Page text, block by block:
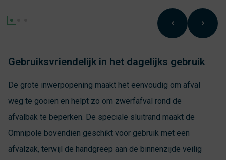
Gebruiksvriendelijk in het dagelijks gebruik
De grote inwerpopening maakt het eenvoudig om afval
weg te gooien en helpt zo om zwerfafval rond de
afvalbak te beperken. De speciale sluitrand maakt de
Omnipole bovendien geschikt voor gebruik met een
afvalzak, terwijl de handgreep aan de binnenzijde veilig